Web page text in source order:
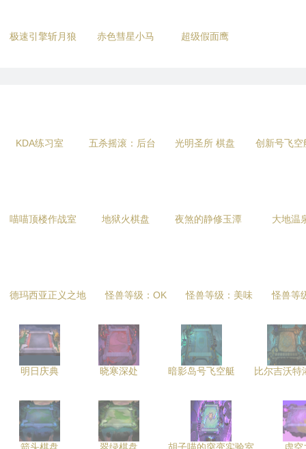
极速引擎斩月狼 赤色彗星小马 超级假面鹰
KDA练习室 五杀摇滚：后台 光明圣所 棋盘 创新号飞空
喵喵顶楼作战室 地狱火棋盘 夜煞的静修玉潭 大地温
德玛西亚正义之地 怪兽等级：OK 怪兽等级：美味 怪兽等
明日庆典 晓寒深处 暗影岛号飞空艇 比尔吉沃特